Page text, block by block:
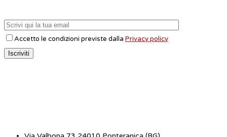
Accetto le condizioni previste dalla Privacy policy